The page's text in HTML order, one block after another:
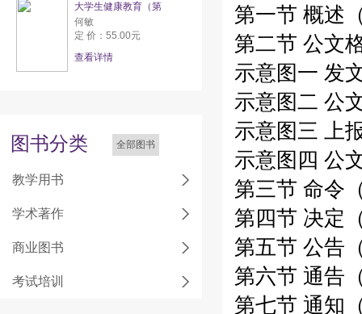
大学生健康教育（第
何敏
定 价：55.00元
查看详情
图书分类 全部图书
教学用书
学术著作
商业图书
考试培训
第一节 概述
第二节 公文
示意图一 发
示意图二 公
示意图三 上
示意图四 公
第三节 命令
第四节 决定
第五节 公告
第六节 通告
第七节 通知